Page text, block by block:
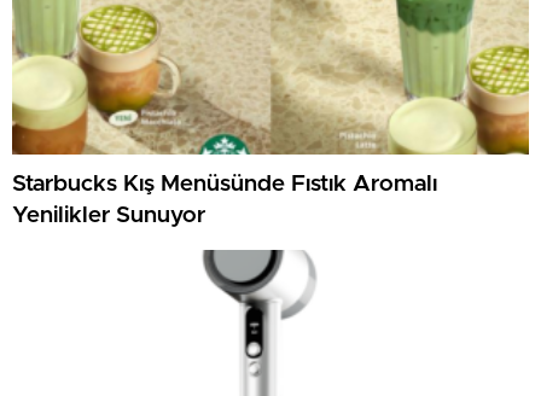
Starbucks Kış Menüsünde Fıstık Aromalı
Yenilikler Sunuyor